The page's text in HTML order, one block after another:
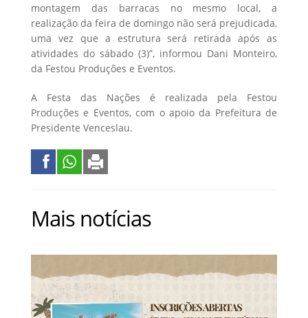
montagem das barracas no mesmo local, a
realização da feira de domingo não será prejudicada,
uma vez que a estrutura será retirada após as
atividades do sábado (3)”, informou Dani Monteiro,
da Festou Produções e Eventos.
A Festa das Nações é realizada pela Festou
Produções e Eventos, com o apoio da Prefeitura de
Presidente Venceslau.
Mais notícias